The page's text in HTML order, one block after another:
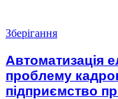
Зберігання
Автоматизація
проблему
підприємство